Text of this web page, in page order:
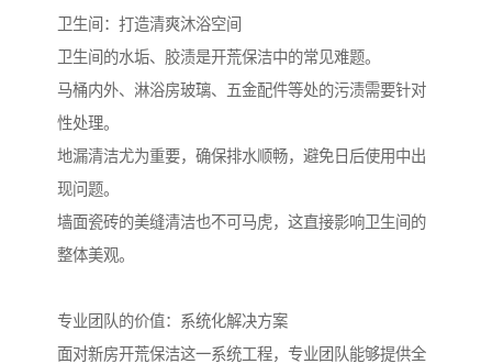
卫生间：打造清爽沐浴空间
卫生间的水垢、胶渍是开荒保洁中的常见难题。
马桶内外、淋浴房玻璃、五金配件等处的污渍需要针对
性处理。
地漏清洁尤为重要，确保排水顺畅，避免日后使用中出
现问题。
墙面瓷砖的美缝清洁也不可马虎，这直接影响卫生间的
整体美观。
专业团队的价值：系统化解决方案
面对新房开荒保洁这一系统工程，专业团队能够提供全